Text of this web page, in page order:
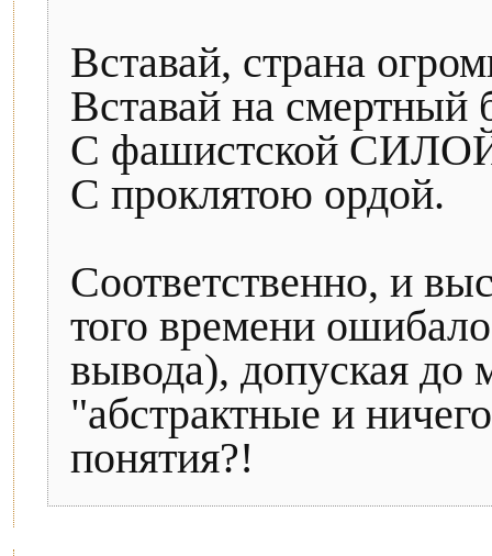
Вставай, страна
Вставай на смертный
С фашистской
С проклятою ордой.
Соответственно, и
того времени
вывода), допуская до
"абстрактные и
понятия?!